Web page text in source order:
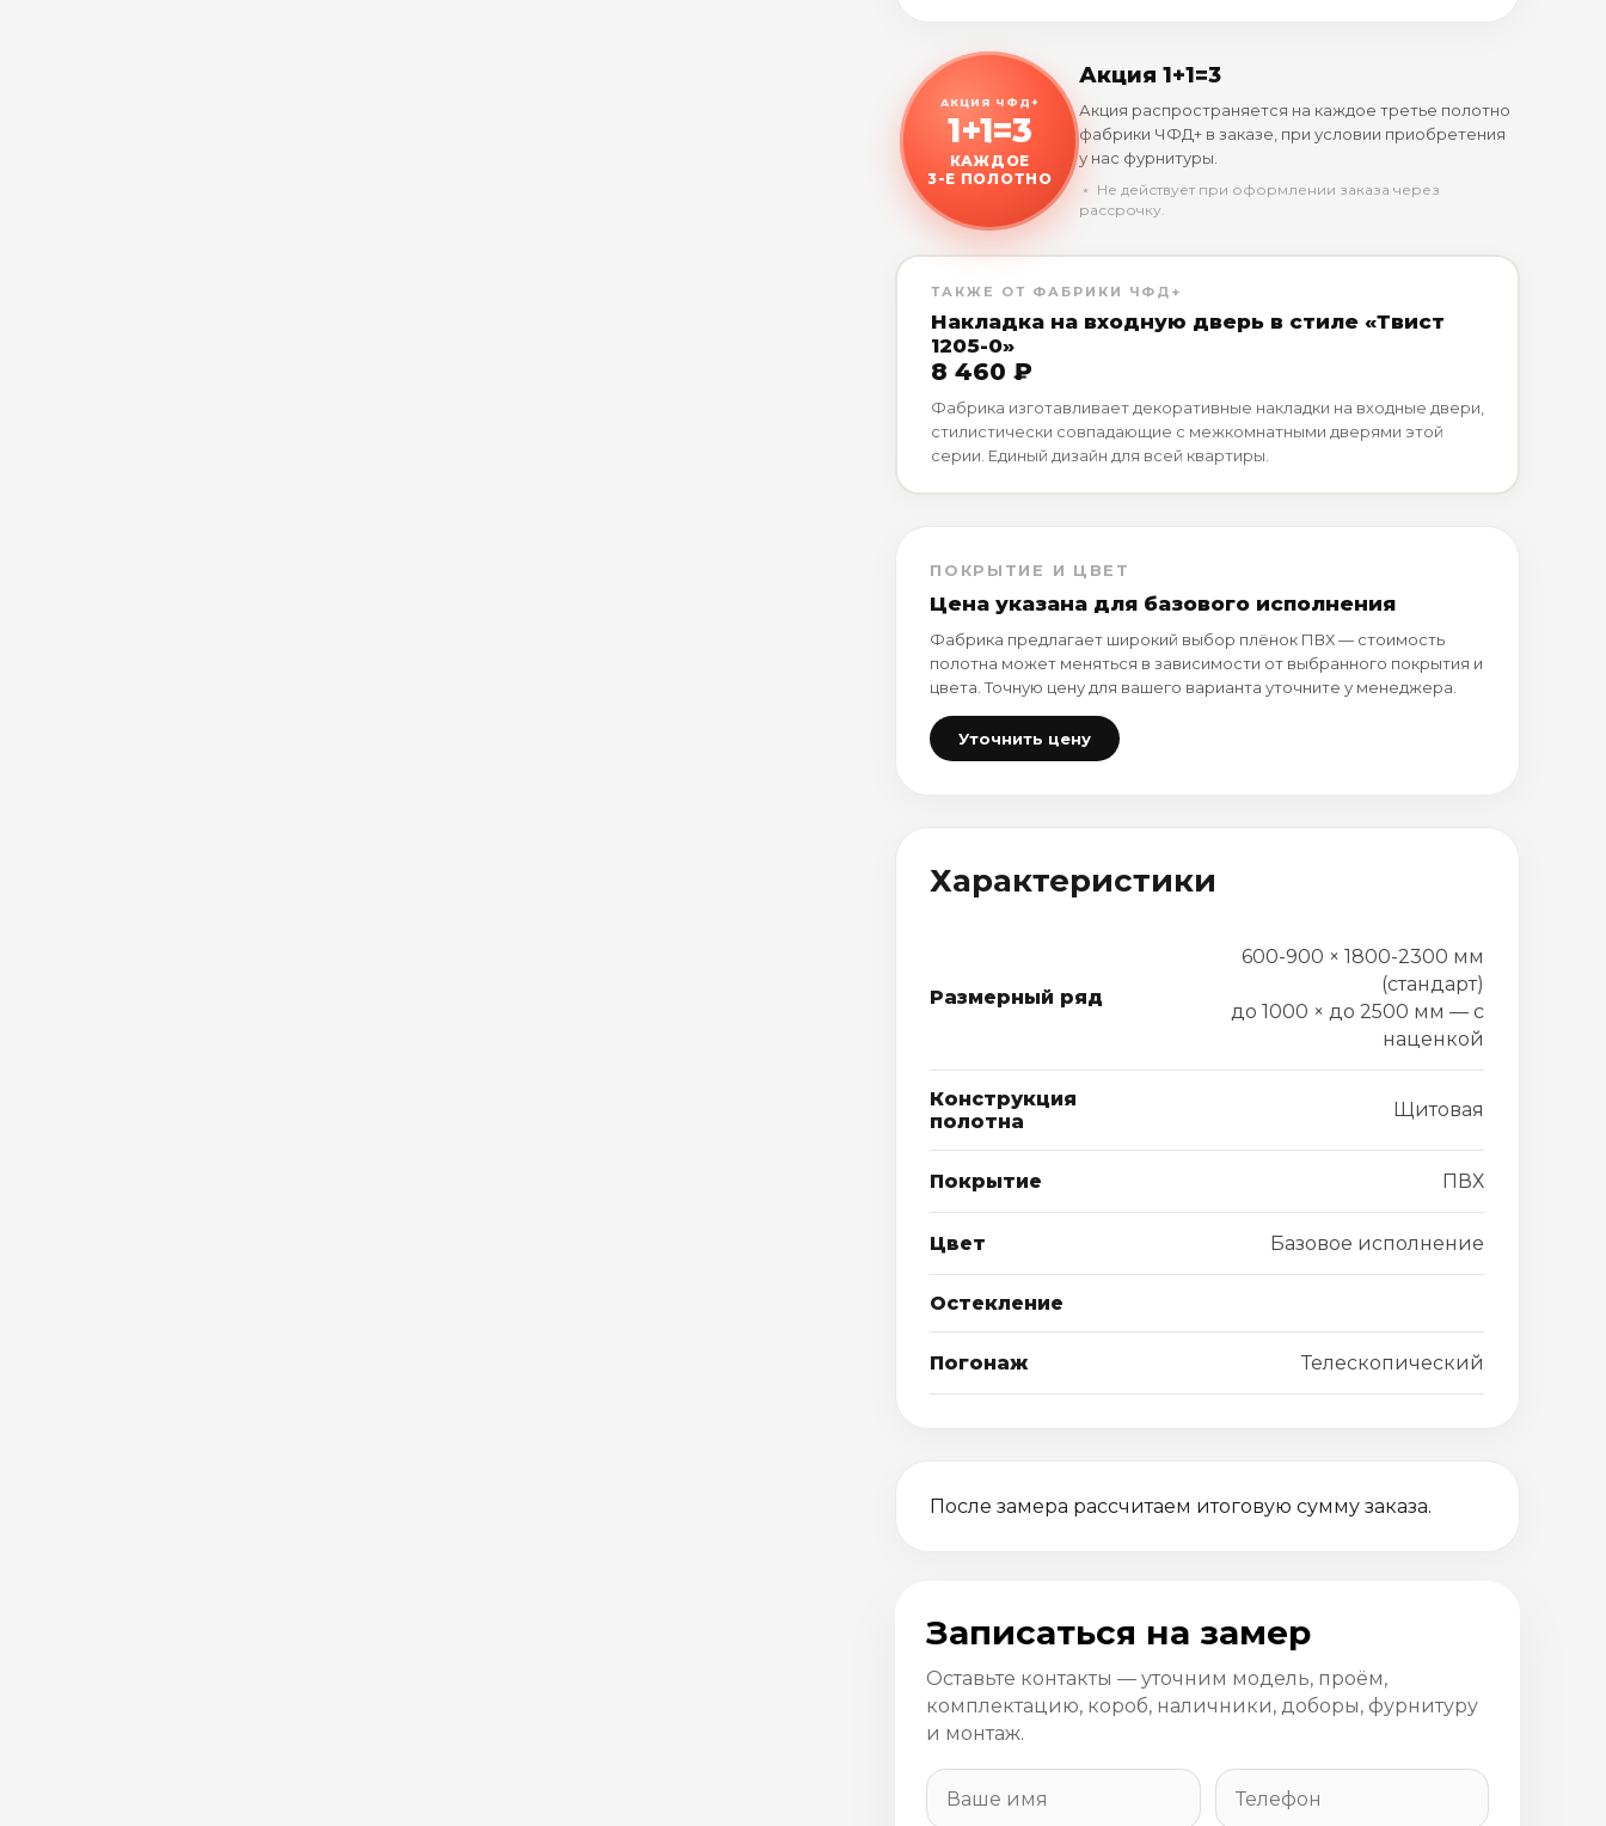
АКЦИЯ ЧФД+
1+1=3
КАЖДОЕ
3-Е ПОЛОТНО
Акция 1+1=3
Акция распространяется на каждое третье полотно
фабрики ЧФД+ в заказе, при условии приобретения
у нас фурнитуры.
﹡ Не действует при оформлении заказа через
рассрочку.
ТАКЖЕ ОТ ФАБРИКИ ЧФД+
Накладка на входную дверь в стиле «Твист
1205-0»
8 460 ₽
Фабрика изготавливает декоративные накладки на входные двери,
стилистически совпадающие с межкомнатными дверями этой
серии. Единый дизайн для всей квартиры.
ПОКРЫТИЕ И ЦВЕТ
Цена указана для базового исполнения
Фабрика предлагает широкий выбор плёнок ПВХ — стоимость
полотна может меняться в зависимости от выбранного покрытия и
цвета. Точную цену для вашего варианта уточните у менеджера.
Уточнить цену
Характеристики
Размерный ряд
600-900 × 1800-2300 мм
(стандарт)
до 1000 × до 2500 мм — с
наценкой
Конструкция
полотна
Щитовая
Покрытие ПВХ
Цвет Базовое исполнение
Остекление
Погонаж Телескопический
После замера рассчитаем итоговую сумму заказа.
Записаться на замер
Оставьте контакты — уточним модель, проём,
комплектацию, короб, наличники, доборы, фурнитуру
и монтаж.